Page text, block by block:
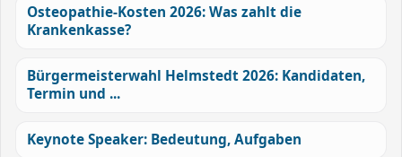
Osteopathie-Kosten 2026: Was zahlt die
Krankenkasse?
Bürgermeisterwahl Helmstedt 2026: Kandidaten,
Termin und ...
Keynote Speaker: Bedeutung, Aufgaben